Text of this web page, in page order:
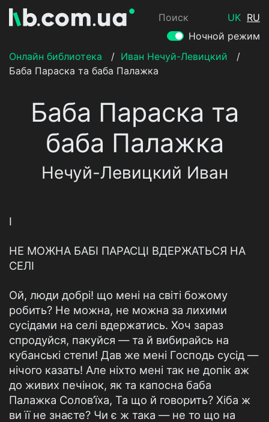
Поиск UK RU
Ночной режим
Онлайн библиотека
/ Иван Нечуй-Левицкий
/
Баба Параска та баба Палажка
Баба Параска та
баба Палажка
Нечуй-Левицкий Иван
І
НЕ МОЖНА БАБІ ПАРАСЦІ ВДЕРЖАТЬСЯ НА
СЕЛІ
Ой, люди добрі! що мені на світі божому
робить? Не можна, не можна за лихими
сусідами на селі вдержатись. Хоч зараз
спродуйся, пакуйся — та й вибирайсь на
кубанські степи! Дав же мені Господь сусід —
нічого казать! Але ніхто мені так не допік аж
до живих печінок, як та капосна баба
Палажка Солов’їха, Та що й говорить? Хіба ж
ви її не знаєте? Чи є ж така — не то що на